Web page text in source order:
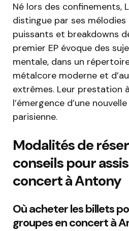
Né lors des confinements,
distingue par ses
puissants et breakdowns
premier EP évoque des
mentale, dans un
métalcore moderne et
extrêmes. Leur prestation
l’émergence d’une
parisienne.
Modalités de
conseils pour
concert à Antony
Où acheter les billets
groupes en concert à